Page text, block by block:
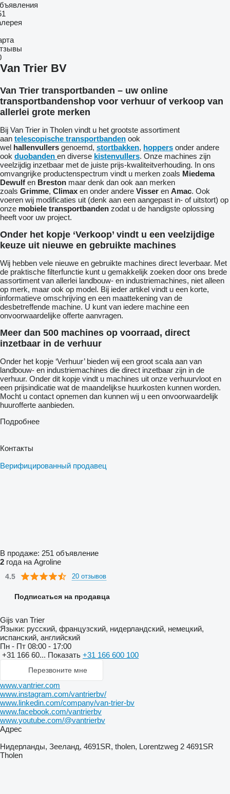
Van Trier BV
Van Trier transportbanden – uw online
transportbandenshop voor verhuur of verkoop van
allerlei grote merken
Bij Van Trier in Tholen vindt u het grootste assortiment
aan telescopische transportbanden ook
wel hallenvullers genoemd, stortbakken, hoppers onder andere
ook duobanden en diverse kistenvullers. Onze machines zijn
veelzijdig inzetbaar met de juiste prijs-kwaliteitverhouding. In ons
omvangrijke productenspectrum vindt u merken zoals Miedema
Dewulf en Breston maar denk dan ook aan merken
zoals Grimme, Climax en onder andere Visser en Amac. Ook
voeren wij modificaties uit (denk aan een aangepast in- of uitstort) op
onze mobiele transportbanden zodat u de handigste oplossing
heeft voor uw project.
Onder het kopje ‘Verkoop’ vindt u een veelzijdige
keuze uit nieuwe en gebruikte machines
Wij hebben vele nieuwe en gebruikte machines direct leverbaar. Met
de praktische filterfunctie kunt u gemakkelijk zoeken door ons brede
assortiment van allerlei landbouw- en industriemachines, niet alleen
op merk, maar ook op model. Bij ieder artikel vindt u een korte,
informatieve omschrijving en een maattekening van de
desbetreffende machine. U kunt van iedere machine een
onvoorwaardelijke offerte aanvragen.
Meer dan 500 machines op voorraad, direct
inzetbaar in de verhuur
Onder het kopje ‘Verhuur’ bieden wij een groot scala aan van
landbouw- en industriemachines die direct inzetbaar zijn in de
verhuur. Onder dit kopje vindt u machines uit onze verhuurvloot en
een prijsindicatie wat de maandelijkse huurkosten kunnen worden.
Mocht u contact opnemen dan kunnen wij u een onvoorwaardelijk
huurofferte aanbieden.
Подробнее
Контакты
Верифицированный продавец
В продаже: 251 объявление
2 года на Agroline
4.5 20 отзывов
Подписаться на продавца
Gijs van Trier
Языки: русский, французский, нидерландский, немецкий,
испанский, английский
Пн - Пт 08:00 - 17:00
+31 166 60... Показать +31 166 600 100
Перезвоните мне
www.vantrier.com
www.instagram.com/vantrierbv/
www.linkedin.com/company/van-trier-bv
www.facebook.com/vantrierbv
www.youtube.com/@vantrierbv
Адрес
Нидерланды, Зееланд, 4691SR, tholen, Lorentzweg 2 4691SR
Tholen